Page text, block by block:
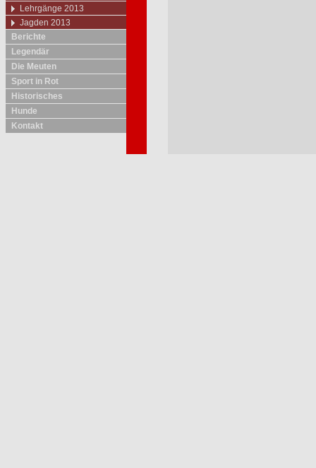
Lehrgänge 2013
Jagden 2013
Berichte
Legendär
Die Meuten
Sport in Rot
Historisches
Hunde
Kontakt